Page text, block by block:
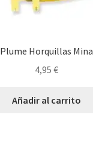
Plume Horquillas Mina
4,95 €
Añadir al carrito